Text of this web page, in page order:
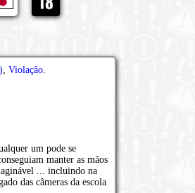
, Violação.
um pode se
manter as mãos
... incluindo na
das câmeras da escola